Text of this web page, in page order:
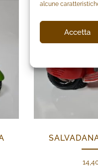
alcune
Accetta